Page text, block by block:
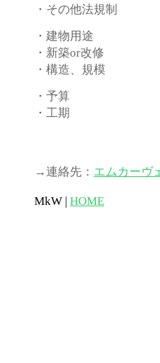
・その他法規制
・建物用途
・新築or改修
・構造、規模
・予算
・工期
→連絡先： エムカーヴ
MkW | HOME